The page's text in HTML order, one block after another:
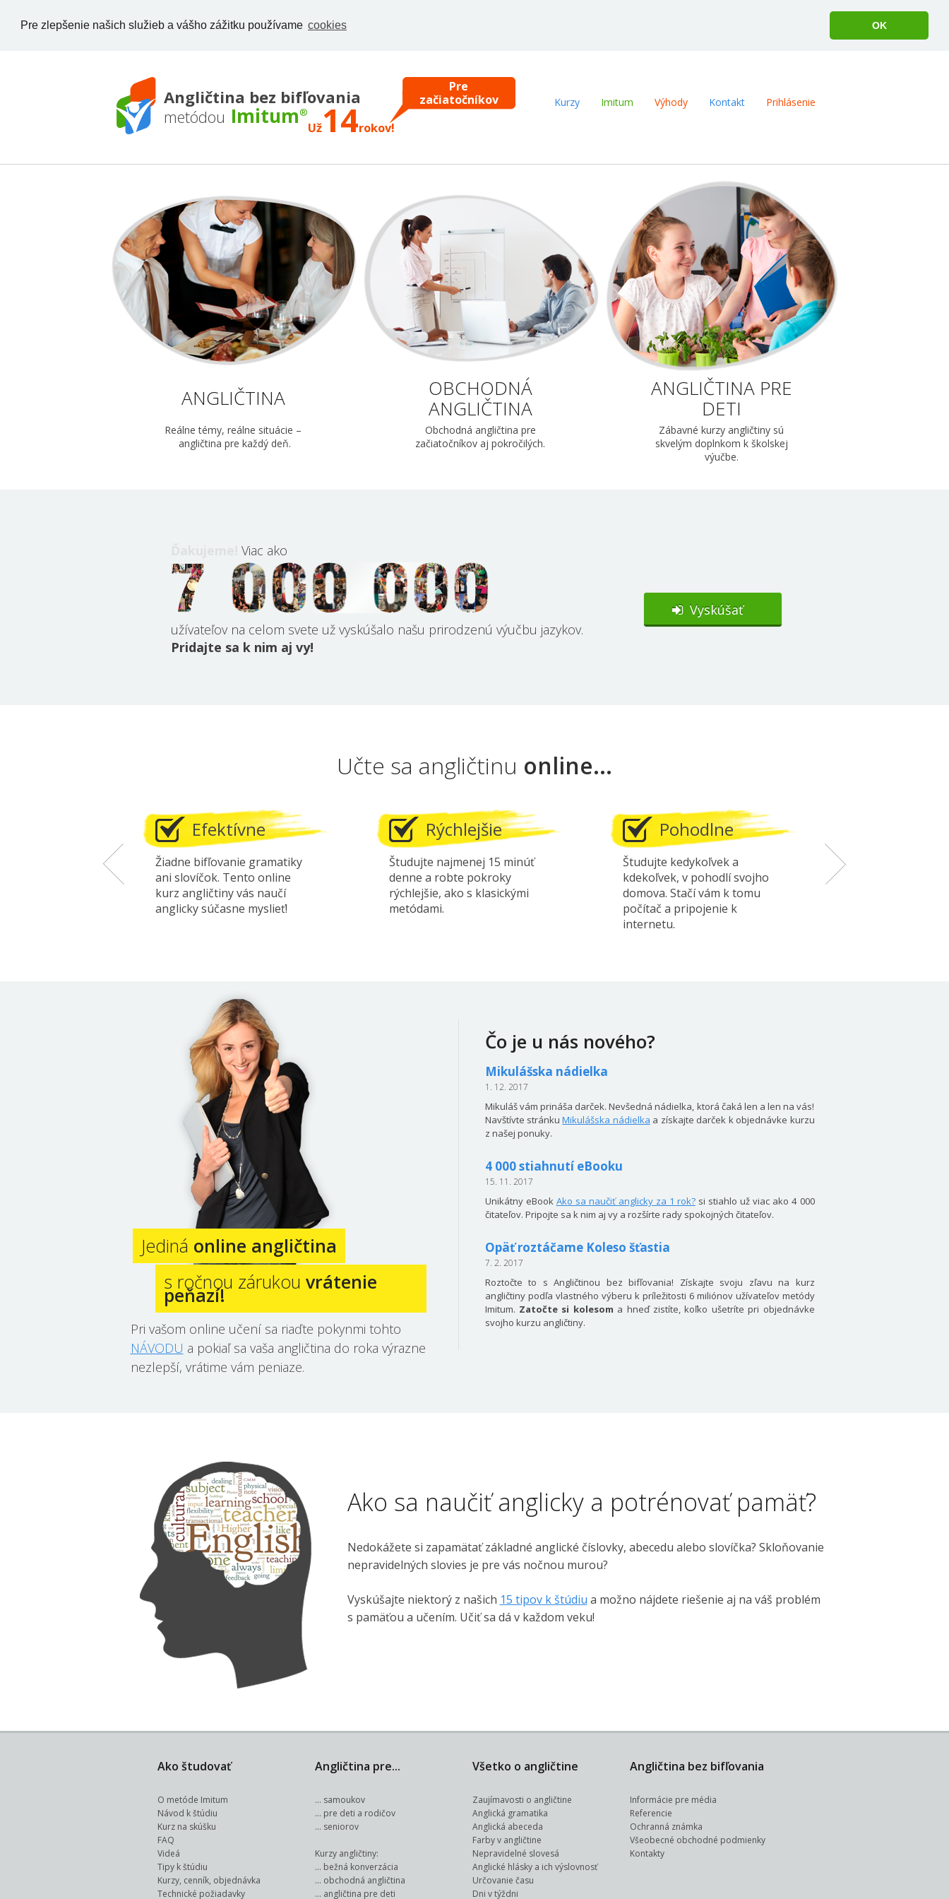
Pre zlepšenie našich služieb a vášho zážitku používame cookies OK
Angličtina bez bifľovania
metódou Imitum®
Už14rokov!
začiatočníkov
Pre pokročilých
začiatočníkov
Kurzy Imitum Výhody Kontakt Prihlásenie
ANGLIČTINA
Reálne témy, reálne situácie –
angličtina pre každý deň.
OBCHODNÁ
ANGLIČTINA
Obchodná angličtina pre
začiatočníkov aj pokročilých.
ANGLIČTINA PRE
DETI
Zábavné kurzy angličtiny sú
skvelým doplnkom k školskej
výučbe.
Viac ako
užívateľov na celom svete už vyskúšalo našu prirodzenú výučbu jazykov.
Pridajte sa k nim aj vy!
Vyskúšať
Učte sa angličtinu online...
Efektívne
Žiadne bifľovanie gramatiky
ani slovíčok. Tento online
kurz angličtiny vás naučí
anglicky súčasne myslieť!
Rýchlejšie
Študujte najmenej 15 minúť
denne a robte pokroky
rýchlejšie, ako s klasickými
metódami.
Pohodlne
Študujte kedykoľvek a
kdekoľvek, v pohodlí svojho
domova. Stačí vám k tomu
počítač a pripojenie k
internetu.
Jediná online angličtina
s ročnou zárukou vrátenie
peňazí!
Pri vašom online učení sa riaďte pokynmi tohto
NÁVODU a pokiaľ sa vaša angličtina do roka výrazne
nezlepší, vrátime vám peniaze.
Čo je u nás nového?
Mikulášska nádielka
1. 12. 2017
Mikuláš vám prináša darček. Nevšedná nádielka, ktorá čaká len a len na vás!
Navštívte stránkuMikulášska nádielka a získajte darček k objednávke kurzu
z našej ponuky.
4 000 stiahnutí eBooku
15. 11. 2017
Unikátny eBook Ako sa naučiť anglicky za 1 rok? si stiahlo už viac ako 4 000
čitateľov. Pripojte sa k nim aj vy a rozšírte rady spokojných čitateľov.
Opäť roztáčame Koleso šťastia
7. 2. 2017
Roztočte to s Angličtinou bez bifľovania! Získajte svoju zľavu na kurz
angličtiny podľa vlastného výberu k príležitosti 6 miliónov užívateľov metódy
Imitum. Zatočte si kolesom a hneď zistíte, koľko ušetríte pri objednávke
svojho kurzu angličtiny.
Ako sa naučiť anglicky a potrénovať pamäť?
Nedokážete si zapamätať základné anglické číslovky, abecedu alebo slovíčka? Skloňovanie
nepravidelných slovies je pre vás nočnou murou?
Vyskúšajte niektorý z našich 15 tipov k štúdiu a možno nájdete riešenie aj na váš problém
s pamäťou a učením. Učiť sa dá v každom veku!
Ako študovať
O metóde Imitum
Návod k štúdiu
Kurz na skúšku
FAQ
Videá
Tipy k štúdiu
Kurzy, cenník, objednávka
Technické požiadavky
Angličtina pre
samoukov
pre deti a rodičov
seniorov
Kurzy angličtiny:
bežná konverzácia
obchodná angličtina
angličtina pre deti
Všetko o angličtine
Zaujímavosti o angličtine
Anglická gramatika
Anglická abeceda
Farby v angličtine
Nepravidelné slovesá
Anglické hlásky a ich výslovnosť
Určovanie času
Dni v týždni
Angličtina bez bifľovania
Informácie pre média
Referencie
Ochranná známka
Všeobecné obchodné podmienky
Kontakty